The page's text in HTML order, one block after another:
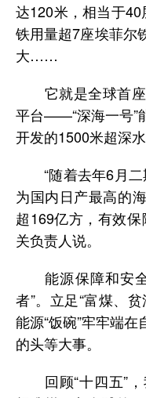
达120米，相当于
铁用量超7座埃菲尔
大……
它就是全球首座
平台——“深海一号”
开发的1500米超深水
“随着去年6月二
为国内日产最高的
超169亿方，有效
关负责人说。
能源保障和安全
者”。立足“富煤、
能源“饭碗”牢牢端
的头等大事。
回顾“十四五”，